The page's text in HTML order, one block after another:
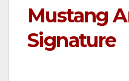
Mustang
Signature